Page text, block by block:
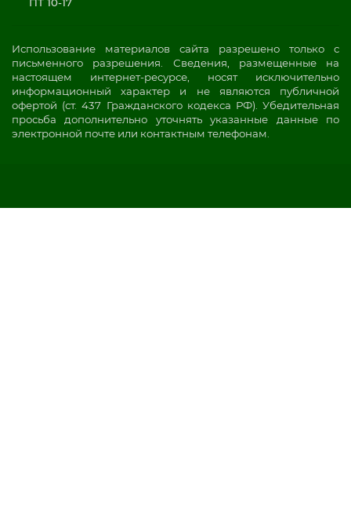
Использование материалов сайта разрешено только с
письменного разрешения. Сведения, размещенные на
настоящем интернет-ресурсе, носят исключительно
информационный характер и не являются публичной
офертой (ст. 437 Гражданского кодекса РФ). Убедительная
просьба дополнительно уточнять указанные данные по
электронной почте или контактным телефонам.